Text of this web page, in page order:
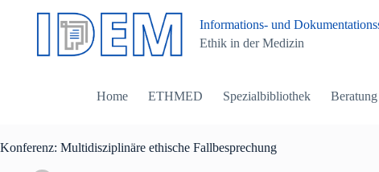
s
Informations- und
Ethik in der Medizin
Home ETHMED Spezialbibliothek Beratung
Konferenz: Multidisziplinäre ethische Fallbesprechung